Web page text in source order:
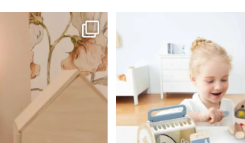
גם פריט עיצובי לחדר, גם...
0
7 0